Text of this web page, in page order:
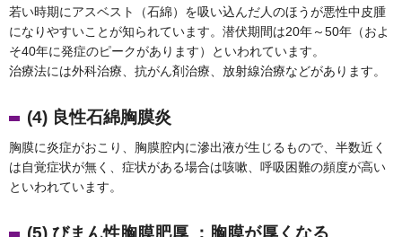
若い時期にアスベスト（石綿）を吸い込んだ人のほうが悪性中皮腫
になりやすいことが知られています。潜伏期間は20年～50年（およ
そ40年に発症のピークがあります）といわれています。
治療法には外科治療、抗がん剤治療、放射線治療などがあります。
(4) 良性石綿胸膜炎
胸膜に炎症がおこり、胸膜腔内に滲出液が生じるもので、半数近く
は自覚症状が無く、症状がある場合は咳嗽、呼吸困難の頻度が高い
といわれています。
(5) びまん性胸膜肥厚 ：胸膜が厚くなる